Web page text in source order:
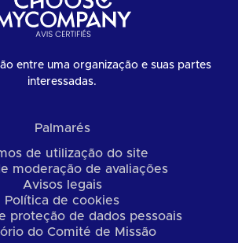
entre uma organização e suas partes
interessadas.
Palmarés
de utilização do site
moderação de avaliações
Avisos legais
Política de cookies
proteção de dados pessoais
do Comité de Missão